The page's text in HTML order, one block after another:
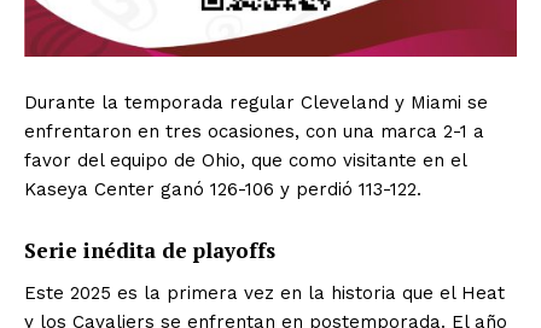
Durante la temporada regular Cleveland y Miami se
enfrentaron en tres ocasiones, con una marca 2-1 a
favor del equipo de Ohio, que como visitante en el
Kaseya Center ganó 126-106 y perdió 113-122.
Serie inédita de playoffs
Este 2025 es la primera vez en la historia que el Heat
y los Cavaliers se enfrentan en postemporada. El año